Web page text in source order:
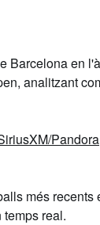
Barcelona en
analitzant
Pandora
més recents
real.